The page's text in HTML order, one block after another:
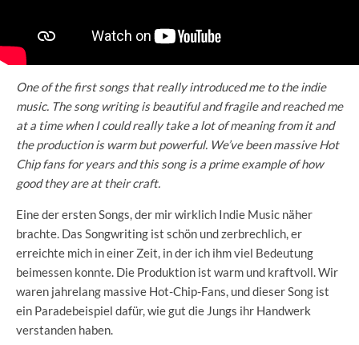
One of the first songs that really introduced me to the indie
music. The song writing is beautiful and fragile and reached me
at a time when I could really take a lot of meaning from it and
the production is warm but powerful. We’ve been massive Hot
Chip fans for years and this song is a prime example of how
good they are at their craft.
Eine der ersten Songs, der mir wirklich Indie Music näher
brachte. Das Songwriting ist schön und zerbrechlich, er
erreichte mich in einer Zeit, in der ich ihm viel Bedeutung
beimessen konnte. Die Produktion ist warm und kraftvoll. Wir
waren jahrelang massive Hot-Chip-Fans, und dieser Song ist
ein Paradebeispiel dafür, wie gut die Jungs ihr Handwerk
verstanden haben.